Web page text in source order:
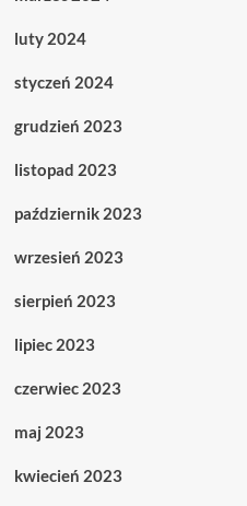
luty 2024
styczeń 2024
grudzień 2023
listopad 2023
październik 2023
wrzesień 2023
sierpień 2023
lipiec 2023
czerwiec 2023
maj 2023
kwiecień 2023